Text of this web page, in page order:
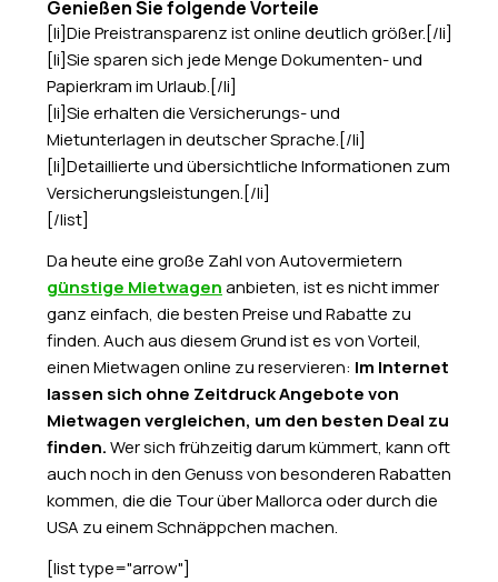
Genießen Sie folgende Vorteile
[li]Die Preistransparenz ist online deutlich größer.[/li]
[li]Sie sparen sich jede Menge Dokumenten- und
Papierkram im Urlaub.[/li]
[li]Sie erhalten die Versicherungs- und
Mietunterlagen in deutscher Sprache.[/li]
[li]Detaillierte und übersichtliche Informationen zum
Versicherungsleistungen.[/li]
[/list]
Da heute eine große Zahl von Autovermietern
günstige Mietwagenanbieten, ist es nicht immer
ganz einfach, die besten Preise und Rabatte zu
finden. Auch aus diesem Grund ist es von Vorteil,
einen Mietwagen online zu reservieren: Im Internet
lassen sich ohne Zeitdruck Angebote von
Mietwagen vergleichen, um den besten Deal zu
finden.Wer sich frühzeitig darum kümmert, kann oft
auch noch in den Genuss von besonderen Rabatten
kommen, die die Tour über Mallorca oder durch die
USA zu einem Schnäppchen machen.
[list type="arrow"]